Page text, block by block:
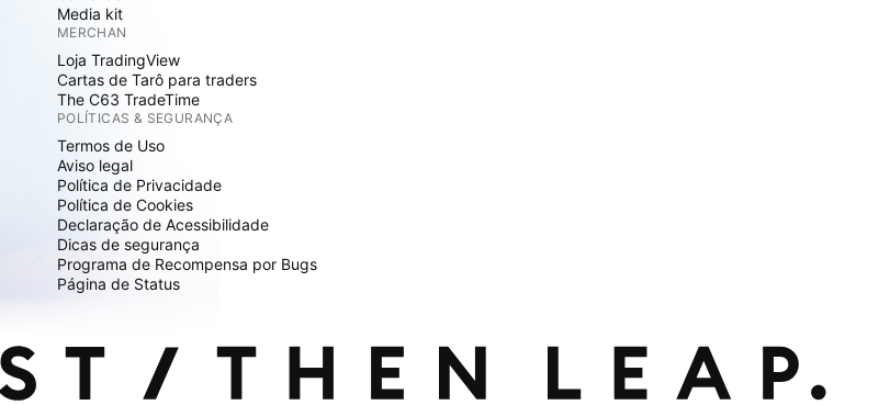
Media kit
MERCHAN
Loja TradingView
Cartas de Tarô para traders
The C63 TradeTime
POLÍTICAS & SEGURANÇA
Termos de Uso
Aviso legal
Política de Privacidade
Política de Cookies
Declaração de Acessibilidade
Dicas de segurança
Programa de Recompensa por Bugs
Página de Status